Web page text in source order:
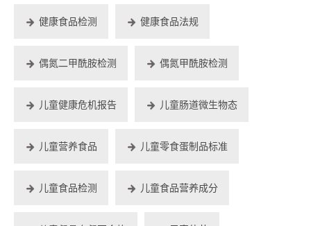
健康食品检测 健康食品法规
偶氮二甲酰胺检测 偶氮甲酰胺检测
儿童健康危机报告 儿童肠道微生物态
儿童营养食品 儿童零食蛋制品标准
儿童食品检测 儿童食品营养成分